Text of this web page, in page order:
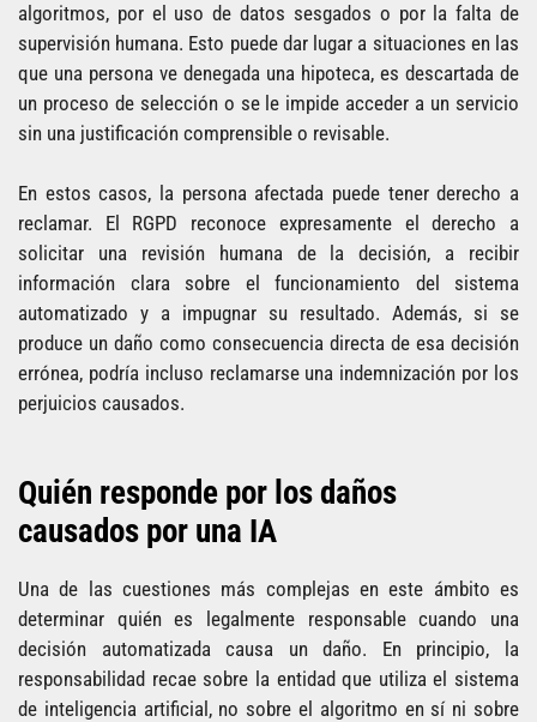
algoritmos, por el uso de datos sesgados o por la falta de
supervisión humana. Esto puede dar lugar a situaciones en las
que una persona ve denegada una hipoteca, es descartada de
un proceso de selección o se le impide acceder a un servicio
sin una justificación comprensible o revisable.
En estos casos, la persona afectada puede tener derecho a
reclamar. El RGPD reconoce expresamente el derecho a
solicitar una revisión humana de la decisión, a recibir
información clara sobre el funcionamiento del sistema
automatizado y a impugnar su resultado. Además, si se
produce un daño como consecuencia directa de esa decisión
errónea, podría incluso reclamarse una indemnización por los
perjuicios causados.
Quién responde por los daños
causados por una IA
Una de las cuestiones más complejas en este ámbito es
determinar quién es legalmente responsable cuando una
decisión automatizada causa un daño. En principio, la
responsabilidad recae sobre la entidad que utiliza el sistema
de inteligencia artificial, no sobre el algoritmo en sí ni sobre